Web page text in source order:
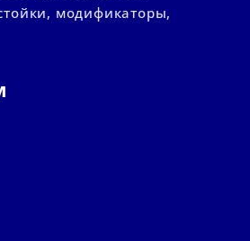
модификаторы,